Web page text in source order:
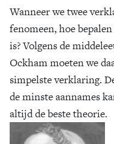
Wanneer we twee
fenomeen, hoe
is? Volgens de
Ockham moeten we
simpelste verklaring.
de minste aannames
altijd de beste theorie.